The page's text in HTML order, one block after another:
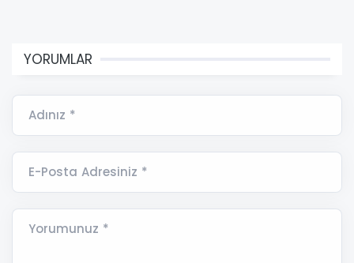
YORUMLAR
Adınız *
E-Posta Adresiniz *
Yorumunuz *